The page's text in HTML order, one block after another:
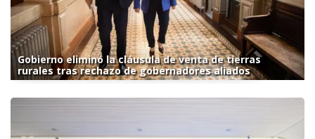
Gobierno eliminó la cláusula de venta de tierras
rurales tras rechazo de gobernadores aliados